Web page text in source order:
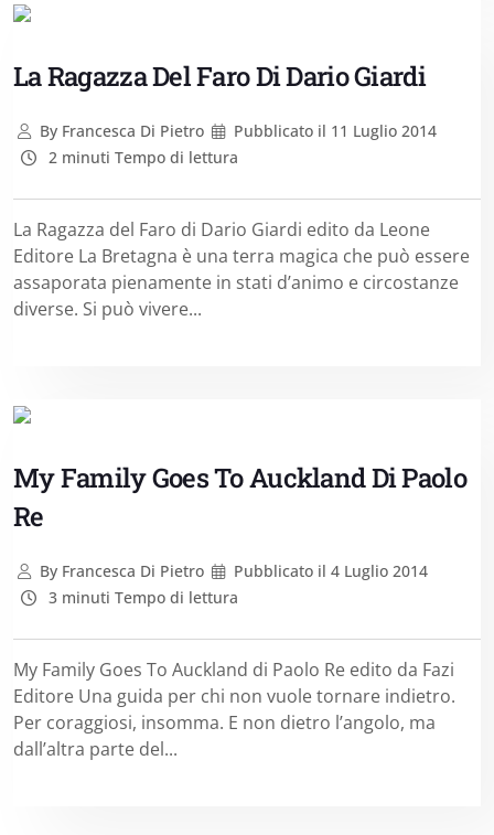
La Ragazza Del Faro Di Dario Giardi
ByFrancesca Di Pietro Pubblicato il 11 Luglio 2014
2 minuti Tempo di lettura
La Ragazza del Faro di Dario Giardi edito da Leone
Editore La Bretagna è una terra magica che può essere
assaporata pienamente in stati d’animo e circostanze
diverse. Si può vivere...
My Family Goes To Auckland Di Paolo
Re
ByFrancesca Di Pietro Pubblicato il 4 Luglio 2014
3 minuti Tempo di lettura
My Family Goes To Auckland di Paolo Re edito da Fazi
Editore Una guida per chi non vuole tornare indietro.
Per coraggiosi, insomma. E non dietro l’angolo, ma
dall’altra parte del...